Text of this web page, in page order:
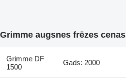
Grimme augsnes frēzes cenas
Grimme DF
1500
Gads: 2000